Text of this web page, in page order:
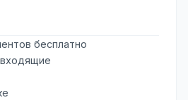
бесплатно